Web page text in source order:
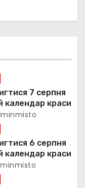
7 серпня
календар краси
6 серпня
календар краси